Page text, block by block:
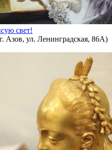
свет!
Азов, ул. Ленинградская, 86А)